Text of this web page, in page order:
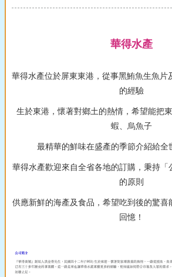
華得水產
華得水產位於屏東東港，從事黑鮪魚生魚片
的經驗
生於東港，懷著對鄉土的熱情，希望能把
蝦、烏魚子
最精華的鮮味在盛產的季節介紹給全
華得水產歡迎來自全省各地的訂購，秉持「
的原則
供應新鮮的海產及食品，希望吃到後的驚喜
回憶！